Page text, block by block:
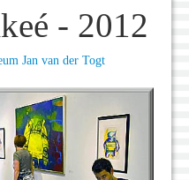
- 2012
Jan van der Togt